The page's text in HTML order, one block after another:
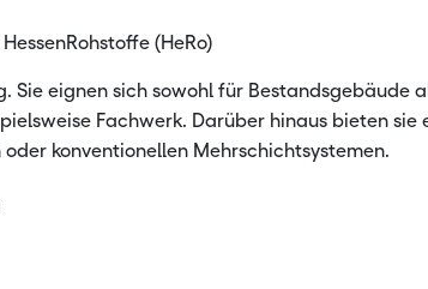
Ökologischer Gartenbau
Nebenerwerbs-Schulung
(HeRo)
eignen sich sowohl für Bestandsgebäude
Fachwerk. Darüber hinaus bieten sie
konventionellen Mehrschichtsystemen.